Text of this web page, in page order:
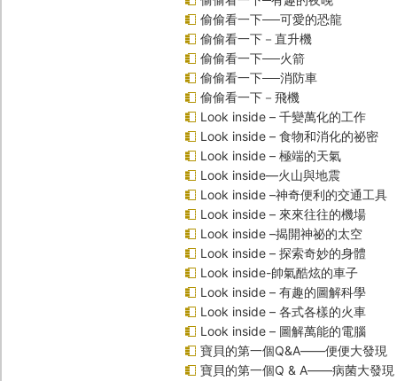
偷偷看一下──可愛的恐龍
偷偷看一下－直升機
偷偷看一下──火箭
偷偷看一下──消防車
偷偷看一下－飛機
Look inside – 千變萬化的工作
Look inside – 食物和消化的祕密
Look inside – 極端的天氣
Look inside—火山與地震
Look inside –神奇便利的交通工具
Look inside – 來來往往的機場
Look inside –揭開神祕的太空
Look inside – 探索奇妙的身體
Look inside-帥氣酷炫的車子
Look inside – 有趣的圖解科學
Look inside – 各式各樣的火車
Look inside – 圖解萬能的電腦
寶貝的第一個Q&A――便便大發現
寶貝的第一個Q & A――病菌大發現